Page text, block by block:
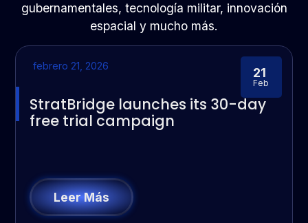
gubernamentales, tecnología militar, innovación
espacial y mucho más.
21
Feb
febrero 21, 2026
StratBridge launches its 30-day
free trial campaign
Leer Más